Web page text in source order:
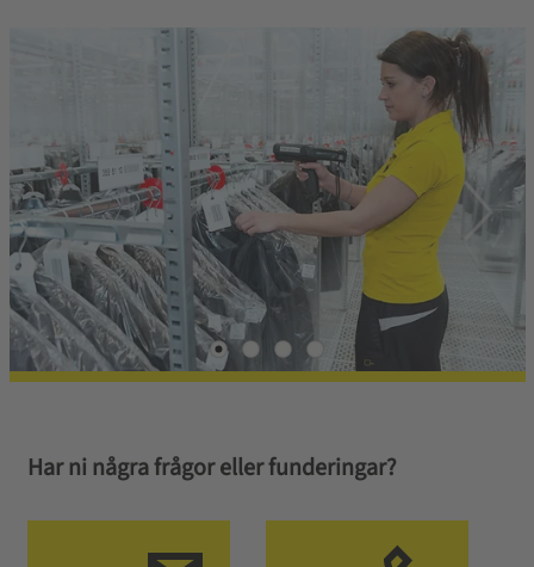
Har ni några frågor eller funderingar?